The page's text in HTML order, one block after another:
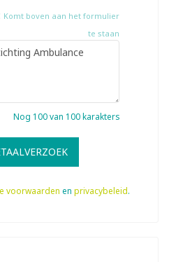
Komt boven aan het formulier
te staan
Nog 100van 100 karakters
voorwaarden en privacybeleid.